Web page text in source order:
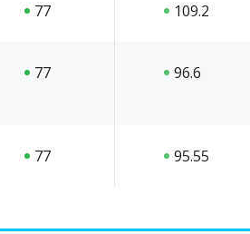
77 109.2
77 96.6
77 95.55